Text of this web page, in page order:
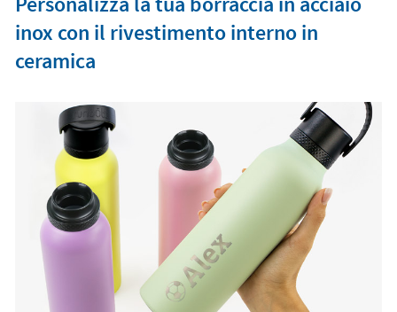
inox con il rivestimento interno in
ceramica